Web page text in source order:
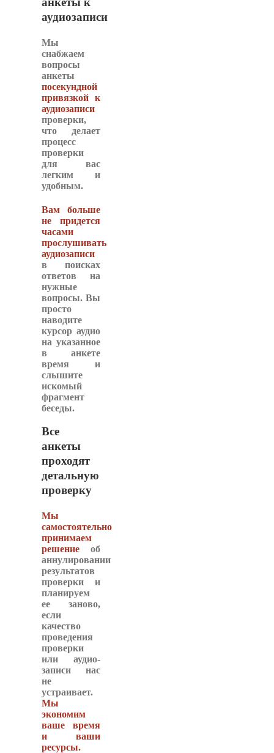
аудиозаписи
Мы
снабжаем
вопросы
анкеты
посекундной
привязкой к
аудиозаписи
проверки,
что делает
процесс
проверки
для вас
легким и
удобным.
Вам больше
не придется
часами
прослушивать
аудиозаписи
в поисках
ответов на
нужные
вопросы. Вы
просто
наводите
курсор аудио
на указанное
в анкете
время и
слышите
искомый
фрагмент
беседы.
Все
анкеты
проходят
детальную
проверку
Мы
самостоятельно
принимаем
решение об
аннулировании
результатов
проверки и
планируем
ее заново,
если
качество
проведения
проверки
или аудио-
записи нас
не
устраивает.
Мы
экономим
ваше время
и ваши
ресурсы.